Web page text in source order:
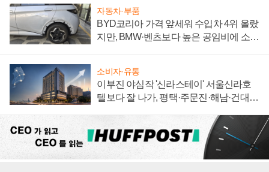
자동차·부품
BYD코리아 가격 앞세워 수입차 4위 올랐
지만, BMW·벤츠보다 높은 공임비에 소비
소비자·유통
이부진 야심작 '신라스테이' 서울신라호
텔보다 잘 나가, 평택·주문진·해남·건대로